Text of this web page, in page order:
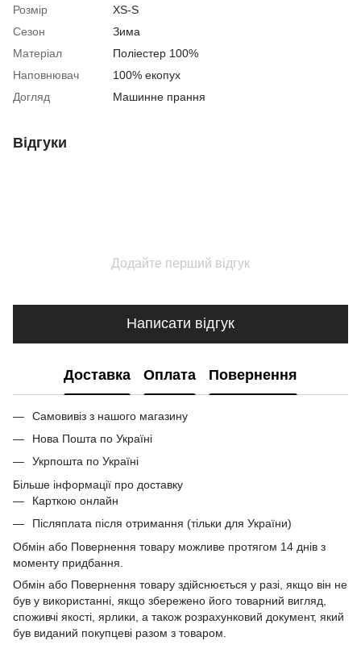
Розмір
XS-S
Сезон
Зима
Матеріал
Поліестер 100%
Наповнювач
100% екопух
Догляд
Машинне прання
Відгуки
Додайте перший відгук
Написати відгук
Доставка Оплата Повернення
Самовивіз з нашого магазину
Нова Пошта по Україні
Укрпошта по Україні
Більше інформації про доставку
Карткою онлайн
Післяплата після отримання (тільки для України)
Обмін або Повернення товару можливе протягом 14 днів з
моменту придбання.
Обмін або Повернення товару здійснюється у разі, якщо він не
був у використанні, якщо збережено його товарний вигляд,
споживчі якості, ярлики, а також розрахунковий документ, який
був виданий покупцеві разом з товаром.